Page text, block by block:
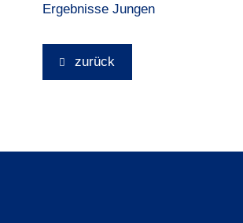
Ergebnisse Jungen
zurück